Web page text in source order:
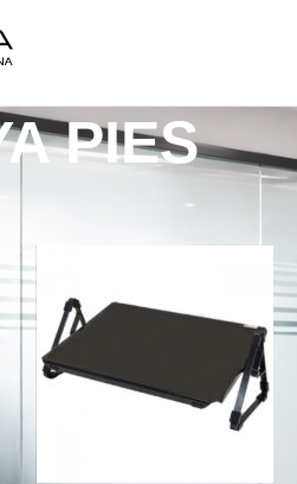
PIES
Productos etiquetados